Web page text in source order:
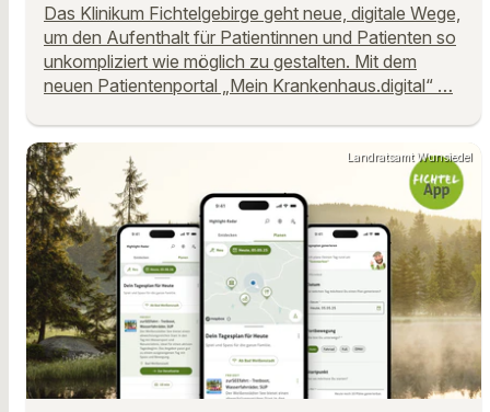
Das Klinikum Fichtelgebirge geht neue, digitale Wege,
um den Aufenthalt für Patientinnen und Patienten so
unkompliziert wie möglich zu gestalten. Mit dem
neuen Patientenportal „Mein Krankenhaus.digital“ …
Landratsamt Wunsiedel